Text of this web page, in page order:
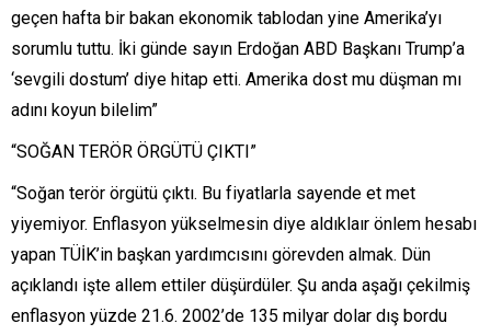
geçen hafta bir bakan ekonomik tablodan yine Amerika’yı
sorumlu tuttu. İki günde sayın Erdoğan ABD Başkanı Trump’a
‘sevgili dostum’ diye hitap etti. Amerika dost mu düşman mı
adını koyun bilelim”
“SOĞAN TERÖR ÖRGÜTÜ ÇIKTI”
“Soğan terör örgütü çıktı. Bu fiyatlarla sayende et met
yiyemiyor. Enflasyon yükselmesin diye aldıklaır önlem hesabı
yapan TÜİK’in başkan yardımcısını görevden almak. Dün
açıklandı işte allem ettiler düşürdüler. Şu anda aşağı çekilmiş
enflasyon yüzde 21.6. 2002’de 135 milyar dolar dış bordu